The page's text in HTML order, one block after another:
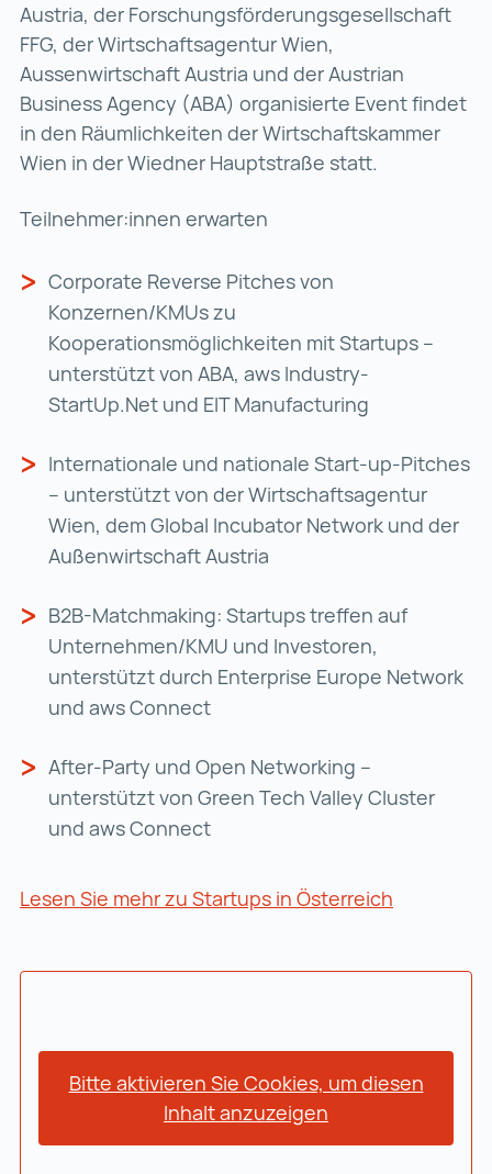
Austria, der Forschungsförderungsgesellschaft
FFG, der Wirtschaftsagentur Wien,
Aussenwirtschaft Austria und der Austrian
Business Agency (ABA) organisierte Event findet
in den Räumlichkeiten der Wirtschaftskammer
Wien in der Wiedner Hauptstraße statt.
Teilnehmer:innen erwarten
Corporate Reverse Pitches von
Konzernen/KMUs zu
Kooperationsmöglichkeiten mit Startups –
unterstützt von ABA, aws Industry-
StartUp.Net und EIT Manufacturing
Internationale und nationale Start-up-Pitches
– unterstützt von der Wirtschaftsagentur
Wien, dem Global Incubator Network und der
Außenwirtschaft Austria
B2B-Matchmaking: Startups treffen auf
Unternehmen/KMU und Investoren,
unterstützt durch Enterprise Europe Network
und aws Connect
After-Party und Open Networking –
unterstützt von Green Tech Valley Cluster
und aws Connect
Lesen Sie mehr zu Startups in Österreich
Bitte aktivieren Sie Cookies, um diesen
Inhalt anzuzeigen